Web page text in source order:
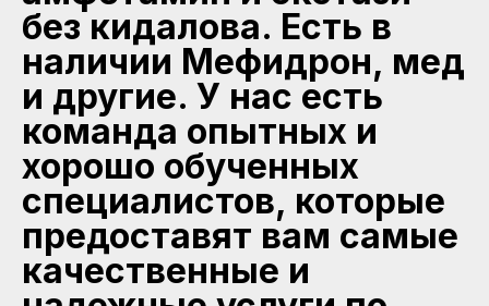
без кидалова. Есть в
наличии Мефидрон, мед
и другие. У нас есть
команда опытных и
хорошо обученных
специалистов, которые
предоставят вам самые
качественные и